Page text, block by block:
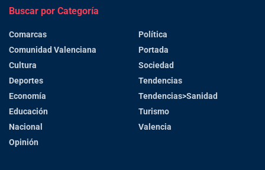
Buscar por Categoría
Comarcas
Comunidad Valenciana
Cultura
Deportes
Economía
Educación
Nacional
Opinión
Política
Portada
Sociedad
Tendencias
Tendencias>Sanidad
Turismo
Valencia